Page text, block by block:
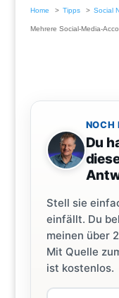
Home Tipps Social
Mehrere Social-Media-
NOCH
Du
Stell sie
einfällt. Du
meinen über
Mit Quelle
ist kostenlos.